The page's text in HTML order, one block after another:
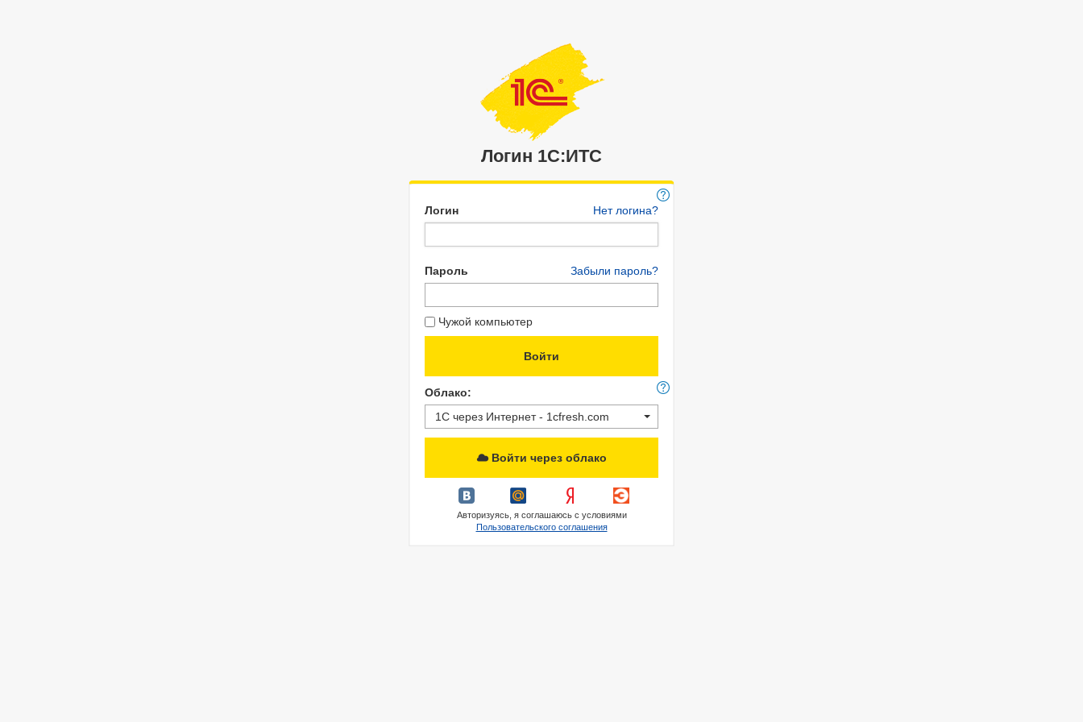
Логин 1C:ИТС
Логин Нет логина?
Пароль Забыли пароль?
Чужой компьютер
Облако:
1С через Интернет - 1cfresh.com
Войти через облако
Авторизуясь, я соглашаюсь с условиями
Пользовательского соглашения